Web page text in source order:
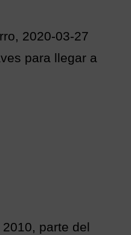
2020-03-27
para llegar a
parte del